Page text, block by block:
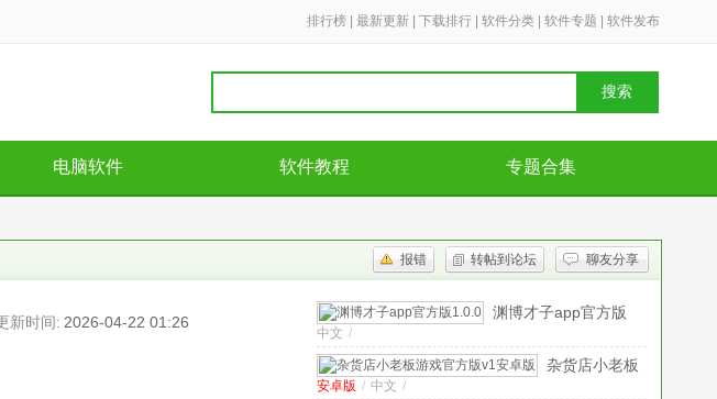
排行榜 最新更新 下载排行 软件分类 软件专题 软件发布
搜索
电脑软件 软件教程 专题合集
报错 转帖到论坛 聊友分享
新时间: 2026-04-22 01:26
渊博才子app官方版
中文 /
杂货店小老板
安卓版 / 中文 /